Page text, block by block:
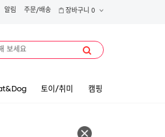
알림 주문/배송 장바구니 0
토이/취미 캠핑